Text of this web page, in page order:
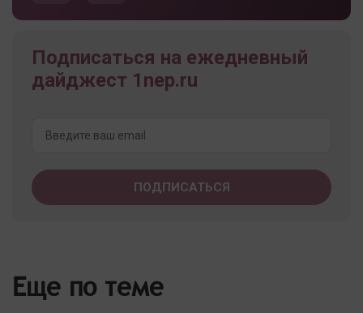
Подписаться на ежедневный
дайджест 1nep.ru
Еще по теме